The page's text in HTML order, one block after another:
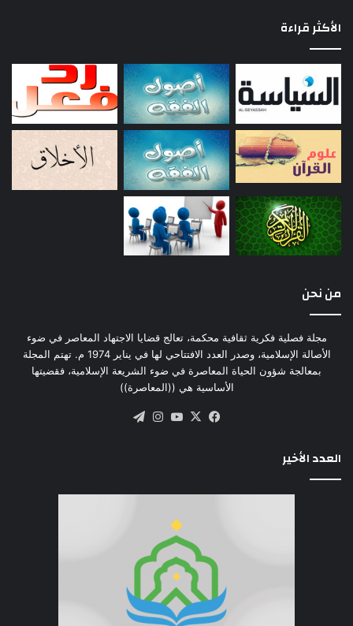
الأكثر قراءة
من نحن
مجلة فصلية فكرية ثقافية محكمة، تعالج قضايا الاجتهاد المعاصر في ضوء
الأصالة الإسلامية، وصدر العدد الافتتاحي لها في يناير 1974 م. تهتم المجلة
بمعالجة شؤون الحياة المعاصرة في ضوء الشريعة الإسلامية، فقضيتها
الأساسية هي ((المعاصرة))
فيسبوك
‫X
‫YouTube
انستقرام
العدد الأخير